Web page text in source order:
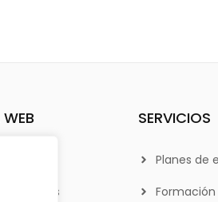
nosotros
SERVICIOS
Planes de